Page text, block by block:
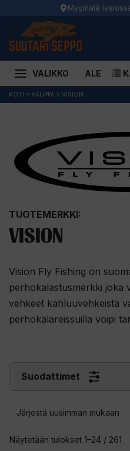
Myymälä
VALIKKO ALE
Siirry
KOTI > KAUPPA > VISION
TUOTEMERKKI:
VISION
Vision Fly Fishing on
perhokalastusmerkki joka
vehkeet kahluuvehkeistä
perhokalareissuilla voipi
Suodattimet
Näytetään tulokset 1–24 / 261